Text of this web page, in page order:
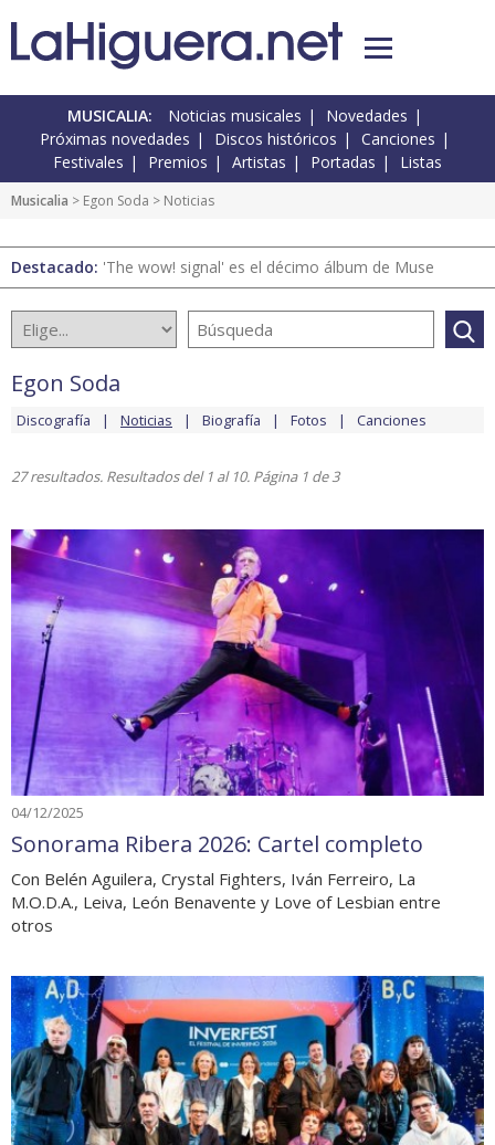
MUSICALIA: Noticias musicales
Novedades
Próximas novedades
Discos históricos
Canciones
Festivales
Premios Artistas Portadas Listas
Musicalia > Egon Soda > Noticias
Destacado: 'The wow! signal' es el décimo álbum de Muse
Egon Soda
Discografía Noticias Biografía Fotos Canciones
27 resultados. Resultados del 1 al 10. Página 1 de 3
04/12/2025
Sonorama Ribera 2026: Cartel completo
Con Belén Aguilera, Crystal Fighters, Iván Ferreiro, La
M.O.D.A., Leiva, León Benavente y Love of Lesbian entre
otros